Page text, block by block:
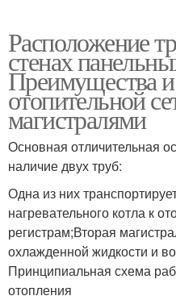
Расположение
стенах
Преимущества
отопительной
магистралями
Основная отличительная
наличие двух труб:
Одна из них
нагревательного котла к
регистрам;Вторая
охлажденной жидкости и
Принципиальная схема
отопления